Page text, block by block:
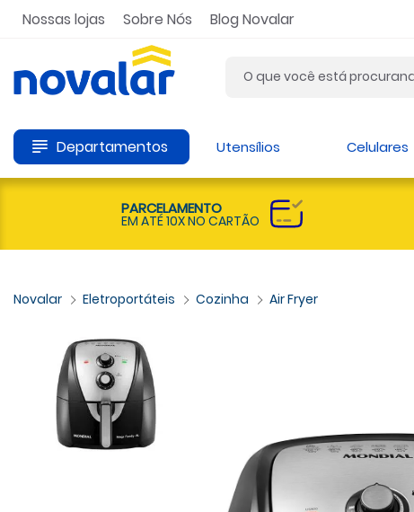
Nossas lojas Sobre Nós Blog Novalar
Departamentos Utensílios Celulares
PARCELAMENTO
EM ATÉ 10X NO CARTÃO
Eletroportáteis Cozinha Air Fryer